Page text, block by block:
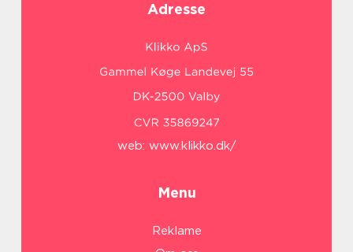
Adresse
web: www.klikko.dk/
Menu
Reklame